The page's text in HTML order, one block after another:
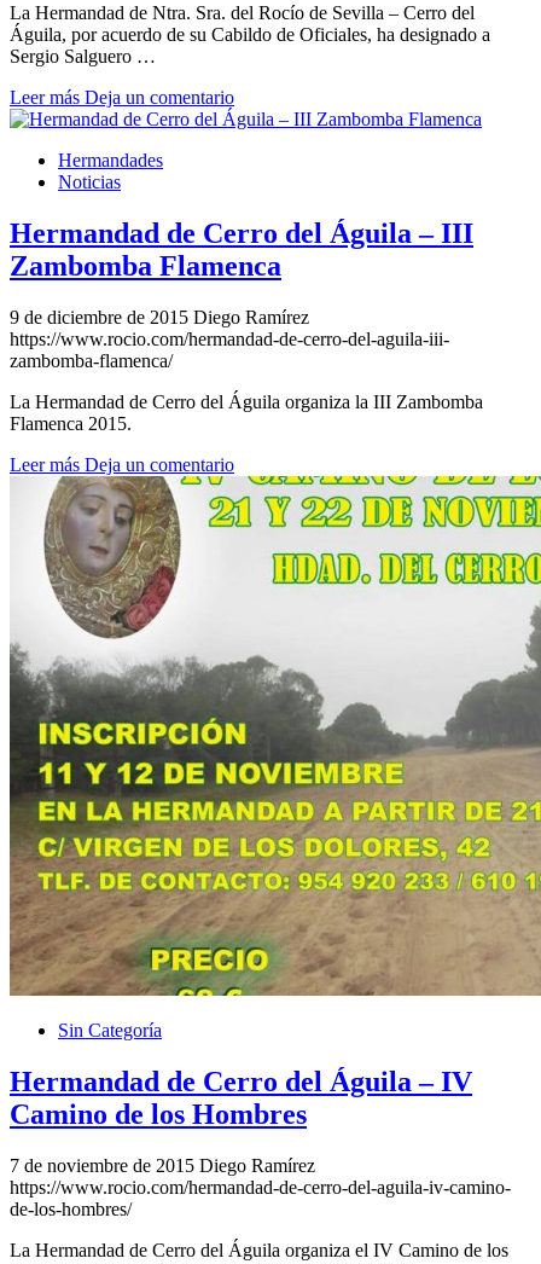
La Hermandad de Ntra. Sra. del Rocío de Sevilla – Cerro del
Águila, por acuerdo de su Cabildo de Oficiales, ha designado a
Sergio Salguero …
Leer más Deja un comentario
Hermandades
Noticias
Hermandad de Cerro del Águila – III
Zambomba Flamenca
9 de diciembre de 2015 Diego Ramírez
https://www.rocio.com/hermandad-de-cerro-del-aguila-iii-
zambomba-flamenca/
La Hermandad de Cerro del Águila organiza la III Zambomba
Flamenca 2015.
Leer más Deja un comentario
Sin Categoría
Hermandad de Cerro del Águila – IV
Camino de los Hombres
7 de noviembre de 2015 Diego Ramírez
https://www.rocio.com/hermandad-de-cerro-del-aguila-iv-camino-
de-los-hombres/
La Hermandad de Cerro del Águila organiza el IV Camino de los